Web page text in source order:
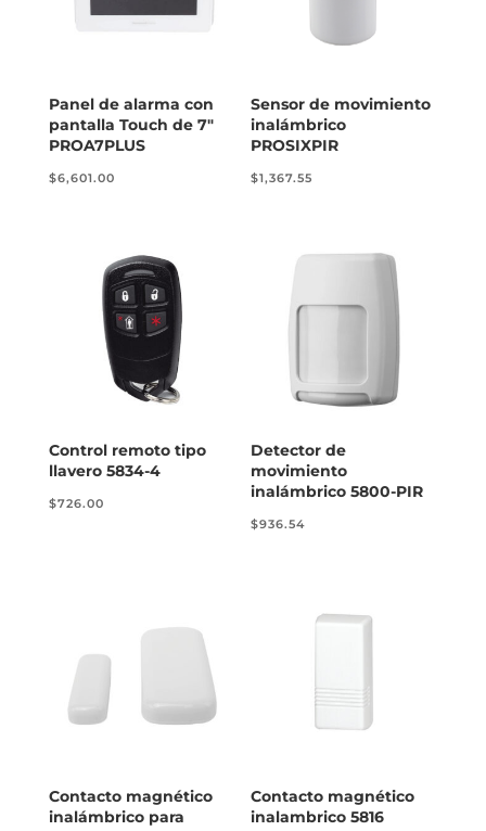
Panel de alarma con
pantalla Touch de 7″
PROA7PLUS
$6,601.00
Sensor de movimiento
inalámbrico
PROSIXPIR
$1,367.55
Control remoto tipo
llavero 5834-4
$726.00
Detector de
movimiento
inalámbrico 5800-PIR
$936.54
Contacto magnético
inalámbrico para
Contacto magnético
inalambrico 5816